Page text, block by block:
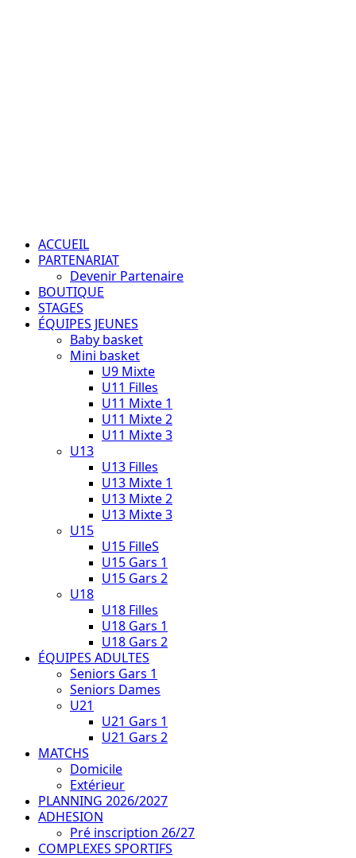
ACCUEIL
PARTENARIAT
Devenir Partenaire
BOUTIQUE
STAGES
ÉQUIPES JEUNES
Baby basket
Mini basket
U9 Mixte
U11 Filles
U11 Mixte 1
U11 Mixte 2
U11 Mixte 3
U13
U13 Filles
U13 Mixte 1
U13 Mixte 2
U13 Mixte 3
U15
U15 FilleS
U15 Gars 1
U15 Gars 2
U18
U18 Filles
U18 Gars 1
U18 Gars 2
ÉQUIPES ADULTES
Seniors Gars 1
Seniors Dames
U21
U21 Gars 1
U21 Gars 2
MATCHS
Domicile
Extérieur
PLANNING 2026/2027
ADHESION
Pré inscription 26/27
COMPLEXES SPORTIFS